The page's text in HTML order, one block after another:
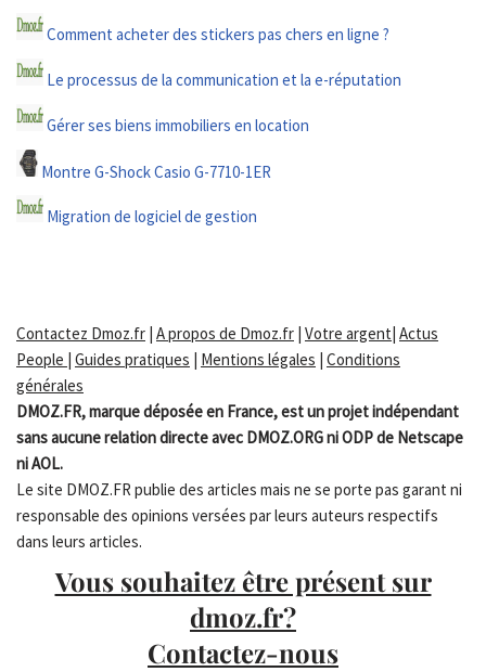
Comment acheter des stickers pas chers en ligne ?
Le processus de la communication et la e-réputation
Gérer ses biens immobiliers en location
Montre G-Shock Casio G-7710-1ER
Migration de logiciel de gestion
Contactez Dmoz.fr A propos de Dmoz.fr Votre argent Actus
People Guides pratiques Mentions légales Conditions
générales
DMOZ.FR, marque déposée en France, est un projet indépendant
sans aucune relation directe avec DMOZ.ORG ni ODP de Netscape
ni AOL.
Le site DMOZ.FR publie des articles mais ne se porte pas garant ni
responsable des opinions versées par leurs auteurs respectifs
dans leurs articles.
Vous souhaitez être présent sur
dmoz.fr?
Contactez-nous